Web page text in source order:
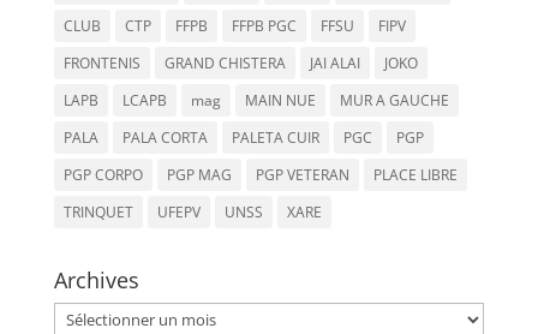
CLUB
CTP FFPB FFPB PGC FFSU
FIPV
FRONTENIS
GRAND CHISTERA JAI ALAI
JOKO
LAPB
LCAPB mag MAIN NUE
MUR A GAUCHE
PALA
PALA CORTA PALETA CUIR PGC
PGP
PGP CORPO
PGP MAG PGP VETERAN
PLACE LIBRE
TRINQUET
UFEPV UNSS XARE
Archives
Archives